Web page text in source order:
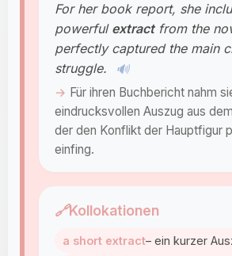
For her book report, she
powerful extractfrom the
perfectly captured the main
struggle.
🔊
Für ihren Buchbericht nahm
eindrucksvollen Auszug aus
der den Konflikt der Hauptfigur
einfing.
🔗Kollokationen
a short extract– ein kurzer